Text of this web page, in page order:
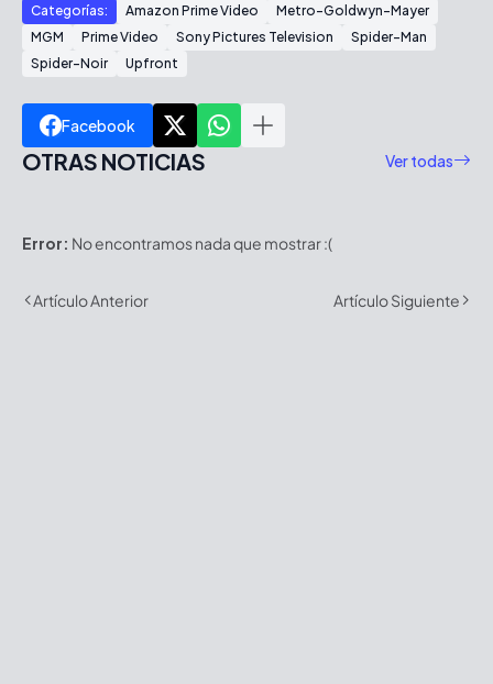
Categorías: Amazon Prime Video
Metro-Goldwyn-Mayer
MGM
Prime Video Sony Pictures Television
Spider-Man
Spider-Noir
Upfront
Facebook
OTRAS NOTICIAS Ver todas
Error: No encontramos nada que mostrar :(
Artículo Anterior Artículo Siguiente